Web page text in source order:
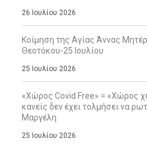
26 Ιουλίου 2026
Κοίμηση της Αγίας Άννας
Θεοτόκου-25 Ιουλίου
25 Ιουλίου 2026
«Χώρος Covid Free» = «Χώρος
κανείς δεν έχει τολμήσει να
Μαργέλη
25 Ιουλίου 2026